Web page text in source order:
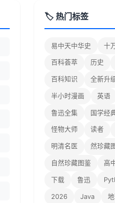
🏷️ 热门标签
易中天中华史 十
百科荟萃 历史
百科知识 全新升
半小时漫画 英语
鲁迅全集 国学经
怪物大师 读者
明清名医 然珍藏
自然珍藏图鉴 高
下载 鲁迅
2026 Java